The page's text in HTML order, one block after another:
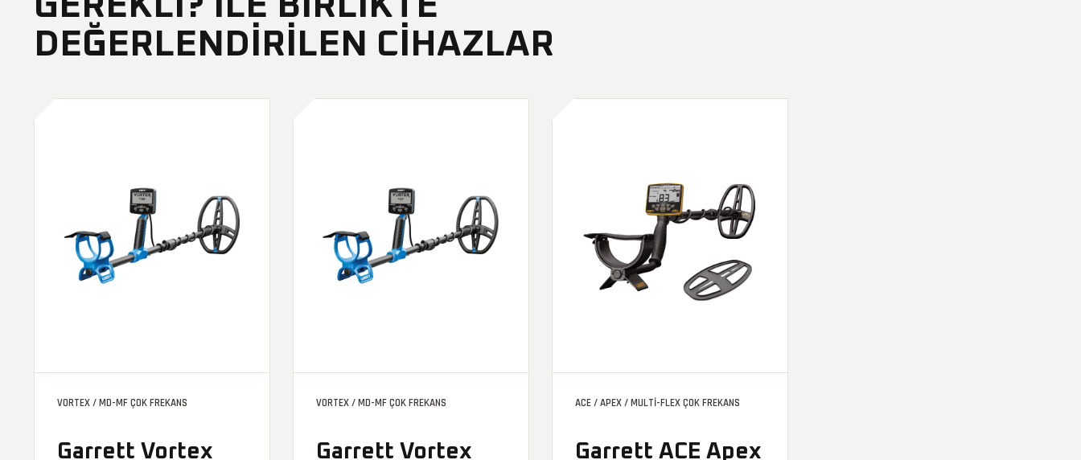
DEĞERLENDIRILEN CIHAZLAR
VORTEX / MD-MF ÇOK FREKANS
Garrett Vortex
VORTEX / MD-MF ÇOK FREKANS
Garrett Vortex
ACE / APEX / MULTI-FLEX ÇOK FREKANS
Garrett ACE Apex